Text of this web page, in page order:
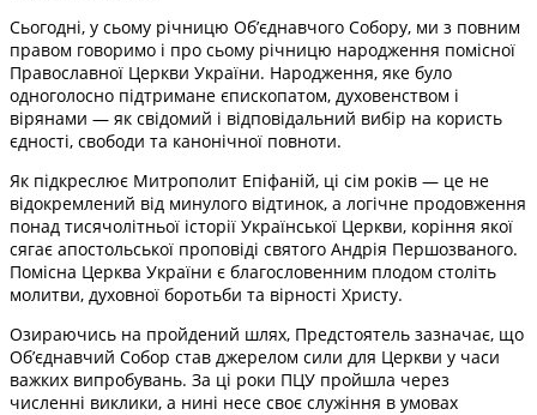
Сьогодні, у сьому річницю Об’єднавчого Собору, ми з повним
правом говоримо і про сьому річницю народження помісної
Православної Церкви України. Народження, яке було
одноголосно підтримане єпископатом, духовенством і
вірянами — як свідомий і відповідальний вибір на користь
єдності, свободи та канонічної повноти.
Як підкреслює Митрополит Епіфаній, ці сім років — це не
відокремлений від минулого відтинок, а логічне продовження
понад тисячолітньої історії Української Церкви, коріння якої
сягає апостольської проповіді святого Андрія Першозваного.
Помісна Церква України є благословенним плодом століть
молитви, духовної боротьби та вірності Христу.
Озираючись на пройдений шлях, Предстоятель зазначає, що
Об’єднавчий Собор став джерелом сили для Церкви у часи
важких випробувань. За ці роки ПЦУ пройшла через
численні виклики, а нині несе своє служіння в умовах